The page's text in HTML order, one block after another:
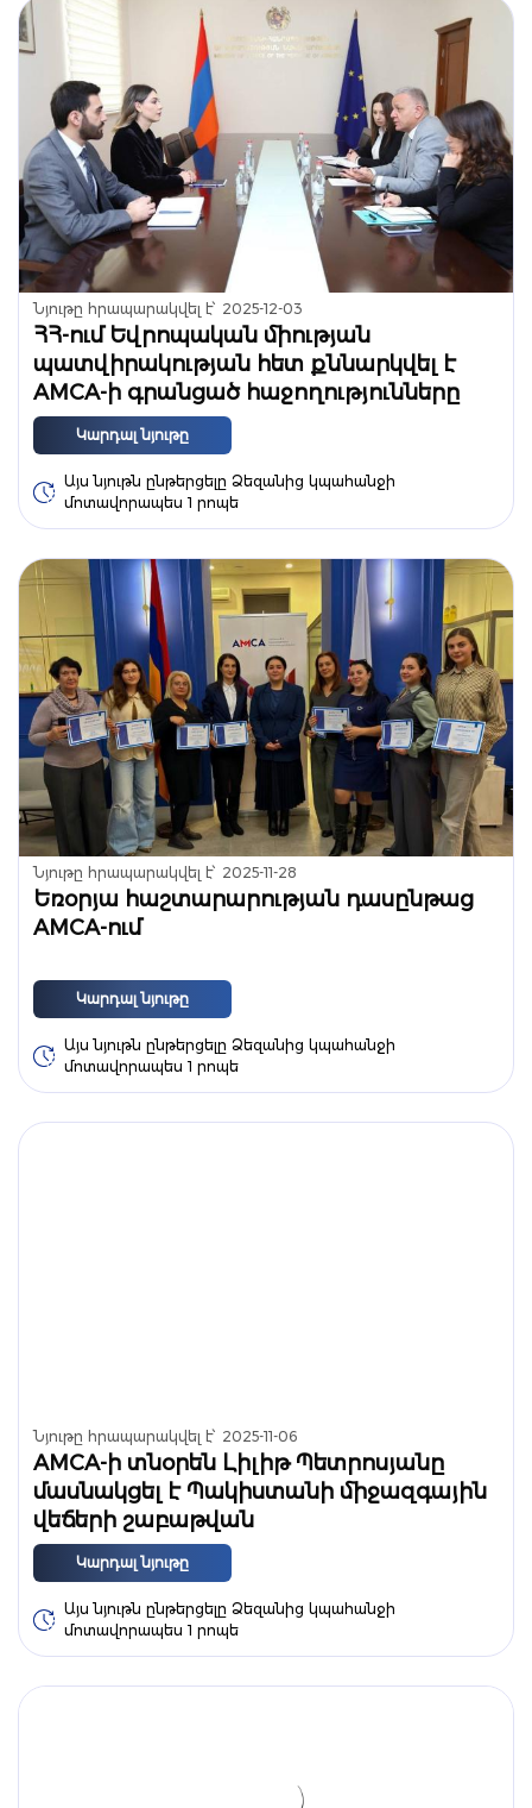
Նյութը հրապարակվել է՝ 2025-12-03
ՀՀ-ում Եվրոպական միության
պատվիրակության հետ քննարկվել է
AMCA-ի գրանցած հաջողությունները
Կարդալ նյութը
Այս նյութն ընթերցելը Ձեզանից կպահանջի
մոտավորապես 1 րոպե
Նյութը հրապարակվել է՝ 2025-11-28
Եռօրյա հաշտարարության դասընթաց
AMCA-ում
Կարդալ նյութը
Այս նյութն ընթերցելը Ձեզանից կպահանջի
մոտավորապես 1 րոպե
Նյութը հրապարակվել է՝ 2025-11-06
AMCA-ի տնօրեն Լիլիթ Պետրոսյանը
մասնակցել է Պակիստանի միջազգային
վեճերի շաբաթվան
Կարդալ նյութը
Այս նյութն ընթերցելը Ձեզանից կպահանջի
մոտավորապես 1 րոպե